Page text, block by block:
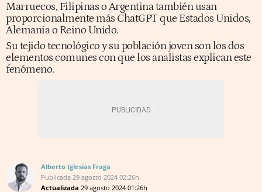
Marruecos, Filipinas o Argentina también usan
proporcionalmente más ChatGPT que Estados Unidos,
Alemania o Reino Unido.
Su tejido tecnológico y su población joven son los dos
elementos comunes con que los analistas explican este
fenómeno.
Alberto Iglesias Fraga
Publicada 29 agosto 2024 02:26h
Actualizada 29 agosto 2024 01:26h